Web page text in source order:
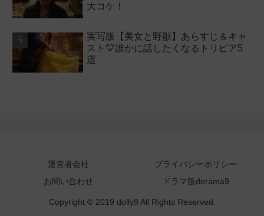
大コケ！
実写版【美女と野獣】あらすじ＆キャ
スト💛誰かに話したくなるトリビア5
選
運営者会社
プライバシーポリシー
お問い合わせ
ドラマ版dorama9
Copyright © 2019 dolly9 All Rights Reserved.